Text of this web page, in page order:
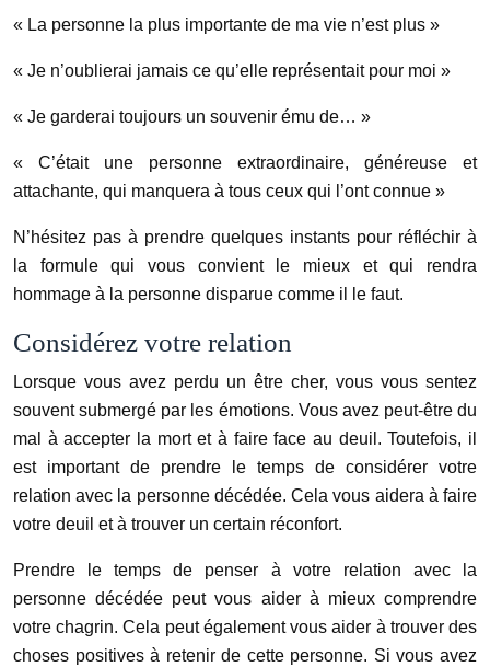
« La personne la plus importante de ma vie n’est plus »
« Je n’oublierai jamais ce qu’elle représentait pour moi »
« Je garderai toujours un souvenir ému de… »
« C’était une personne extraordinaire, généreuse et
attachante, qui manquera à tous ceux qui l’ont connue »
N’hésitez pas à prendre quelques instants pour réfléchir à
la formule qui vous convient le mieux et qui rendra
hommage à la personne disparue comme il le faut.
Considérez votre relation
Lorsque vous avez perdu un être cher, vous vous sentez
souvent submergé par les émotions. Vous avez peut-être du
mal à accepter la mort et à faire face au deuil. Toutefois, il
est important de prendre le temps de considérer votre
relation avec la personne décédée. Cela vous aidera à faire
votre deuil et à trouver un certain réconfort.
Prendre le temps de penser à votre relation avec la
personne décédée peut vous aider à mieux comprendre
votre chagrin. Cela peut également vous aider à trouver des
choses positives à retenir de cette personne. Si vous avez